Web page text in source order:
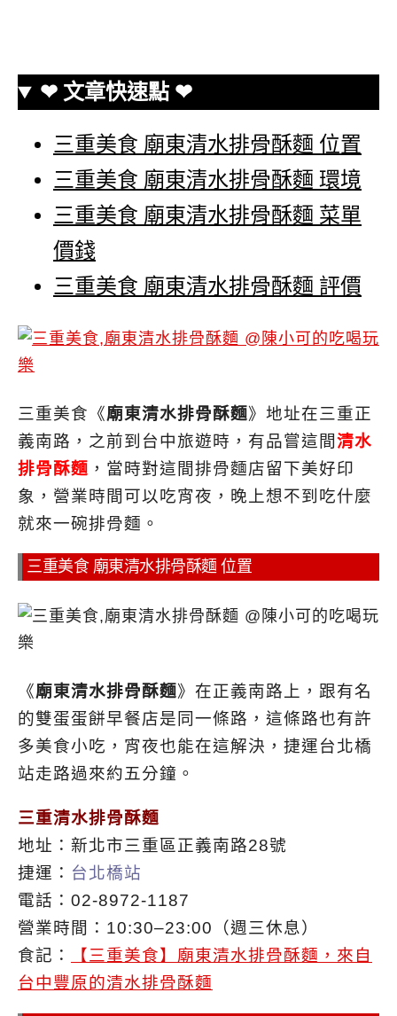
❤ 文章快速點 ❤
三重美食 廟東清水排骨酥麵 位置
三重美食 廟東清水排骨酥麵 環境
三重美食 廟東清水排骨酥麵 菜單
價錢
三重美食 廟東清水排骨酥麵 評價
三重美食《廟東清水排骨酥麵》地址在三重正
義南路，之前到台中旅遊時，有品嘗這間清水
排骨酥麵 ，當時對這間排骨麵店留下美好印
象，營業時間可以吃宵夜，晚上想不到吃什麼
就來一碗排骨麵。
三重美食 廟東清水排骨酥麵 位置
《廟東清水排骨酥麵》在正義南路上，跟有名
的雙蛋蛋餅早餐店是同一條路，這條路也有許
多美食小吃，宵夜也能在這解決，捷運台北橋
站走路過來約五分鐘。
三重清水排骨酥麵
地址：新北市三重區正義南路28號
捷運： 台北橋站
電話：02-8972-1187
營業時間：10:30–23:00（週三休息）
食記：
【三重美食】廟東清水排骨酥麵，來自
台中豐原的清水排骨酥麵